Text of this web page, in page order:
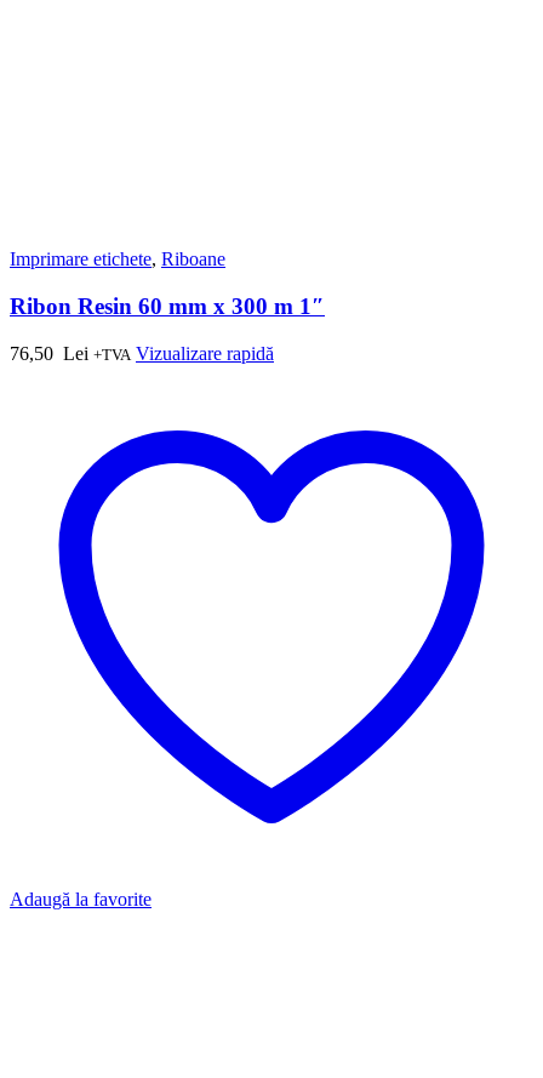
Imprimare etichete, Riboane
Ribon Resin 60 mm x 300 m 1″
76,50 Lei +TVA Vizualizare rapidă
Adaugă la favorite